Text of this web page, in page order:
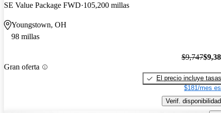
SE Value Package FWD 105,200 millas
Youngstown, OH
98 millas
Gran oferta
$9,747
El precio incluye tasas
$181/mes
Verif. disponibilidad